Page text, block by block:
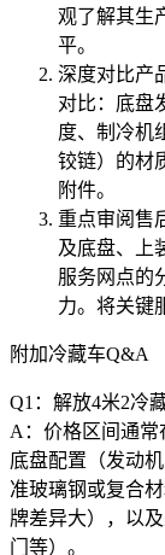
观了解其生
平。
深度对比产
对比：底盘
度、制冷机
铰链）的材
附件。
重点审阅售
及底盘、上
服务网点的
力。将关键
附加冷藏车Q&A
Q1：解放4米2冷
A：价格区间通常
底盘配置（发动
准玻璃钢或复合
牌差异大），以
门等）。